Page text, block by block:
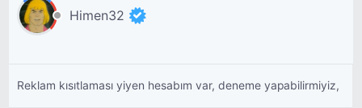
Himen32
Reklam kısıtlaması yiyen hesabım var, deneme yapabilirmiyiz,